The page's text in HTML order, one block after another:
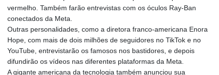
vermelho. Também farão entrevistas com os óculos Ray-Ban
conectados da Meta.
Outras personalidades, como a diretora franco-americana Enora
Hope, com mais de dois milhões de seguidores no TikTok e no
YouTube, entrevistarão os famosos nos bastidores, e depois
difundirão os vídeos nas diferentes plataformas da Meta.
A gigante americana da tecnologia também anunciou sua